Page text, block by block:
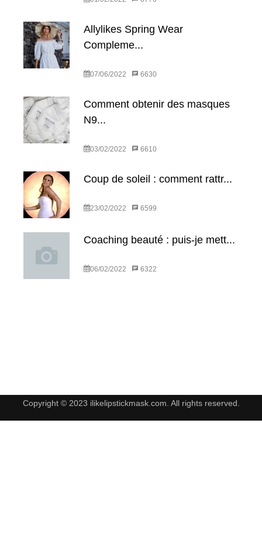
Allylikes Spring Wear
Compleme...
07/06/2022 6630
Comment obtenir des masques
N9...
03/02/2022 6610
Coup de soleil : comment rattr...
23/02/2022 6599
Coaching beauté : puis-je mett...
06/02/2022 6322
Copyright © 2023 ilikelipstickmask.com. All rights reserved.